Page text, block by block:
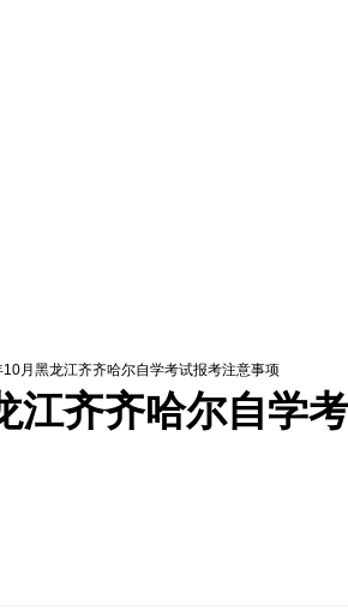
月黑龙江齐齐哈尔自学考试报考注意事项
江齐齐哈尔自学